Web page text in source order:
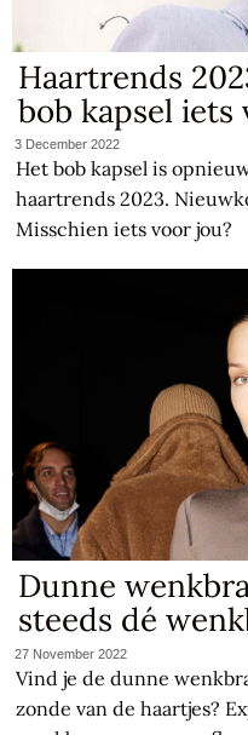
Haartrends
bob kapsel iets
3 December 2022
Het bob kapsel is
haartrends 2023.
Misschien iets voor jou?
Dunne
steeds dé
27 November 2022
Vind je de dunne
zonde van de haartjes?